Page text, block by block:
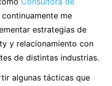
continuamente me
estrategias de
y relacionamiento con
de distintas industrias.
algunas tácticas que